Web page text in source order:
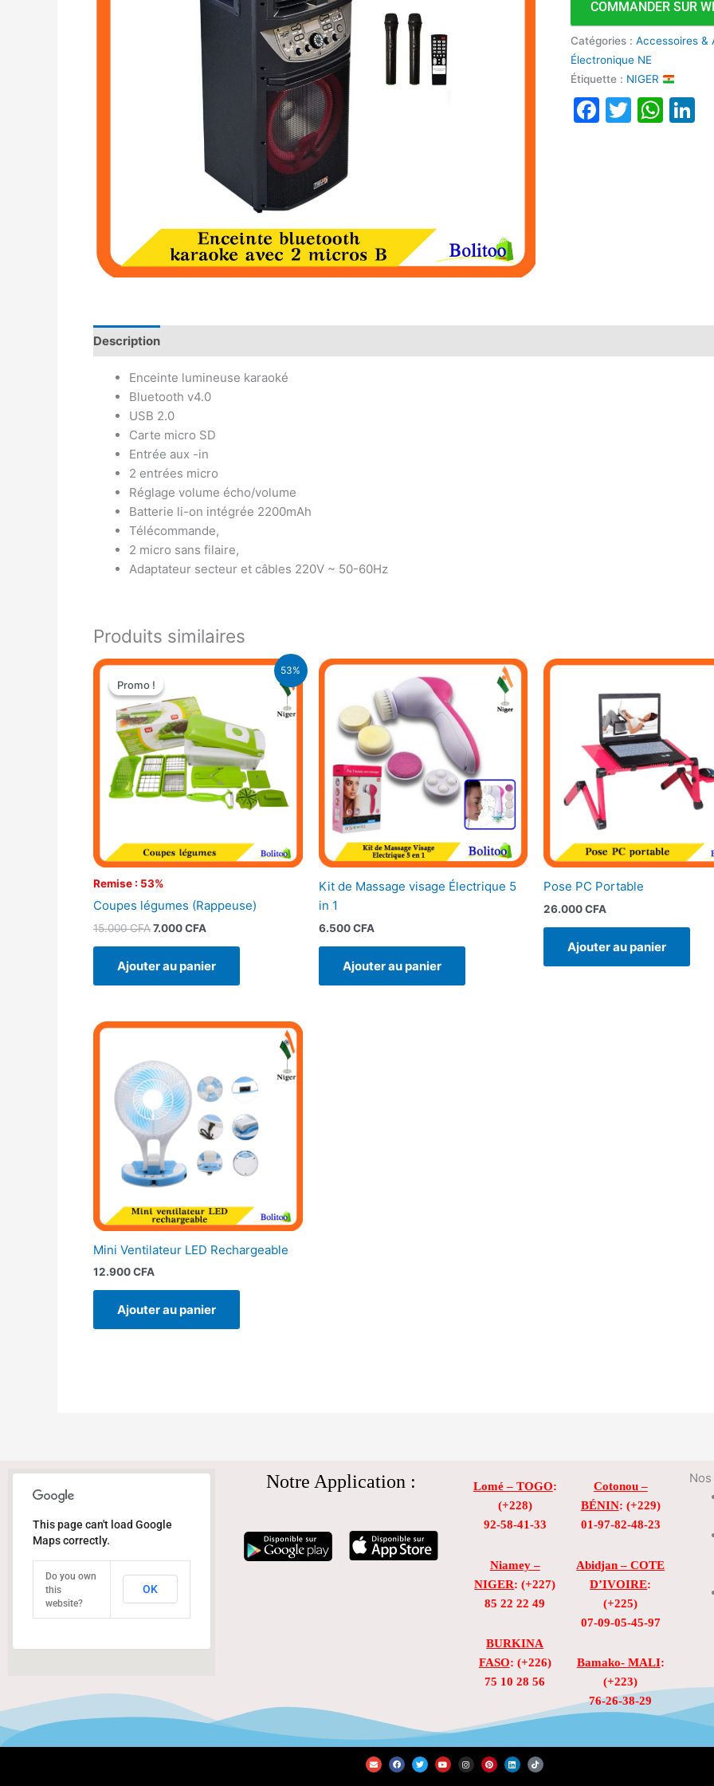
COMMANDER SUR
Catégories :Accessoires &
Électronique NE
Étiquette : NIGER
Facebook
Twitter
Description
Enceinte lumineuse karaoké
Bluetooth v4.0
USB 2.0
Carte micro SD
Entrée aux -in
2 entrées micro
Réglage volume écho/volume
Batterie li-on intégrée 2200mAh
Télécommande,
2 micro sans filaire,
Adaptateur secteur et câbles 220V ~ 50-60Hz
Produits similaires
53%
Promo !
Remise : 53%
Promo !
Coupes légumes (Rappeuse)
15.000CFA
Le
initial
était :
15.000 CFA.
7.000CFA
Le
7.000 CFA.
Ajouter au panier
Kit de Massage visage Électrique 5
in 1
6.500CFA
Ajouter au panier
Pose PC Portable
26.000CFA
Ajouter au panier
Mini Ventilateur LED Rechargeable
12.900CFA
Ajouter au panier
This page can't load Google
Maps correctly.
Do you own
this
website?
OK
Notre Application : Lomé – TOGO:
(+228)
92-58-41-33
Niamey –
NIGER: (+227)
85 22 22 49
BURKINA
FASO: (+226)
75 10 28 56
Cotonou –
BÉNIN: (+229)
01-97-82-48-23
Abidjan – COTE
D’IVOIRE:
(+225)
07-09-05-45-97
Bamako- MALI:
(+223)
76-26-38-29
E
n
v
F
a
c
T
w
i
Y
o
u
I
n
s
P
i
n
L
i
n
T
i
k